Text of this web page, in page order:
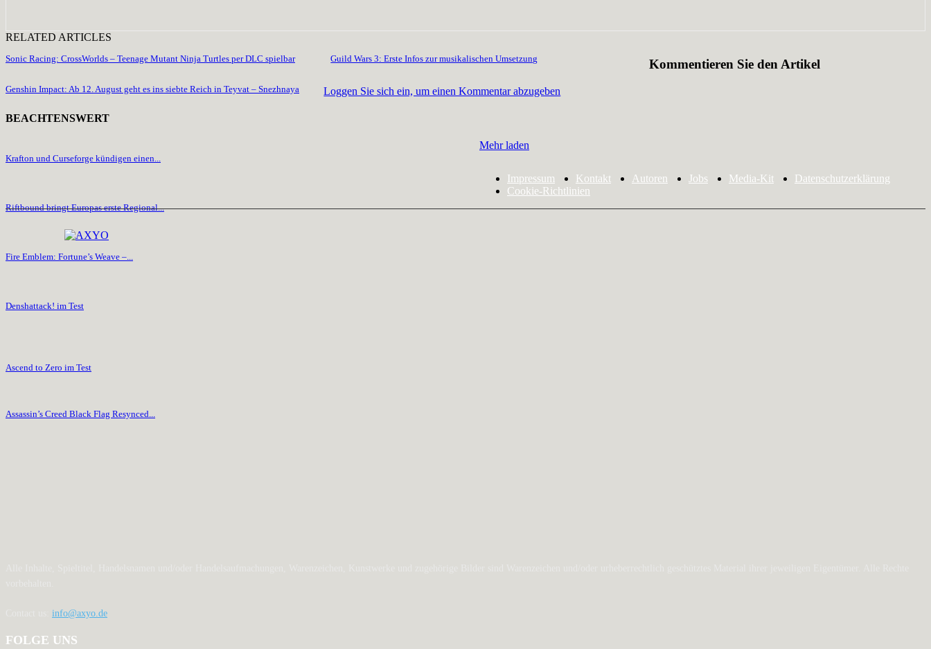
RELATED ARTICLES
Sonic Racing: CrossWorlds – Teenage Mutant Ninja Turtles per DLC spielbar Guild Wars 3: Erste Infos zur musikalischen Umsetzung
Genshin Impact: Ab 12. August geht es ins siebte Reich in Teyvat – Snezhnaya
Kommentieren Sie den Artikel
Loggen Sie sich ein, um einen Kommentar abzugeben
BEACHTENSWERT
Krafton und Curseforge kündigen einen...
Riftbound bringt Europas erste Regional...
Fire Emblem: Fortune’s Weave –...
Denshattack! im Test
Ascend to Zero im Test
Assassin’s Creed Black Flag Resynced...
Mehr laden
Impressum Kontakt Autoren Jobs Media-Kit
Datenschutzerklärung
Cookie-Richtlinien
info@axyo.de
FOLGE UNS